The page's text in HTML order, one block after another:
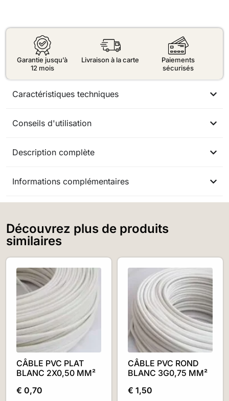
Garantie jusqu’à
12 mois
Livraison à la carte
Paiements
sécurisés
Caractéristiques techniques
Conseils d'utilisation
Description complète
Informations complémentaires
Découvrez plus de produits
similaires
CÂBLE PVC PLAT
BLANC 2X0,50 MM²
€ 0,70
CÂBLE PVC ROND
BLANC 3G0,75 MM²
€ 1,50